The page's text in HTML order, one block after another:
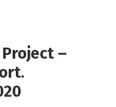
–